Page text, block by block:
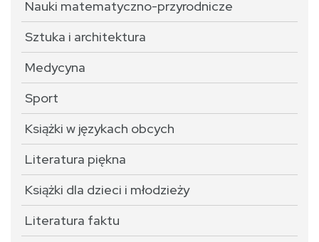
Nauki matematyczno-przyrodnicze
Sztuka i architektura
Medycyna
Sport
Książki w językach obcych
Literatura piękna
Książki dla dzieci i młodzieży
Literatura faktu